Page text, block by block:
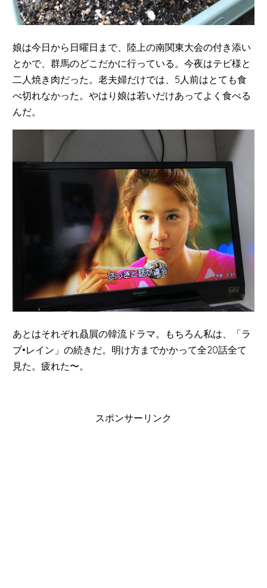
娘は今日から日曜日まで、陸上の南関東大会の付き添い
とかで、群馬のどこだかに行っている。今夜はテビ様と
二人焼き肉だった。老夫婦だけでは、5人前はとても食
べ切れなかった。やはり娘は若いだけあってよく食べる
んだ。
あとはそれぞれ贔屓の韓流ドラマ。もちろん私は、「ラ
ブ•レイン」の続きだ。明け方までかかって全20話全て
見た。疲れた〜。
スポンサーリンク